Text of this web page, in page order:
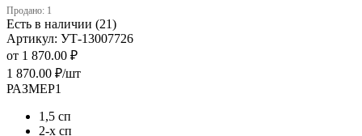
Продано: 1
Есть в наличии (21)
Артикул: УТ-13007726
от 1 870.00 ₽
1 870.00 ₽/шт
РАЗМЕР1
1,5 сп
2-х сп